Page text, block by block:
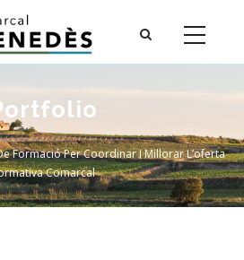
Formació Per Coordinar I Millorar L’oferta
Comarcal